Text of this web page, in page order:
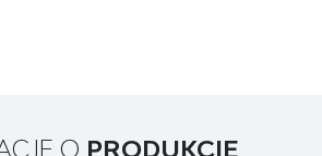
O PRODUKCIE